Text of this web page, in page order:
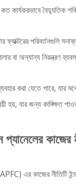
কার্যকরভাবে বৈদ্যুতিক
পরিবর্তনগুলি
বা অন্যান্য নিয়ন্ত্রণ
করা যেতে পারে, যার
হয়, যার জন্য কাঙ্ক্ষিত
কাজের
এর কাজের নীতিটি